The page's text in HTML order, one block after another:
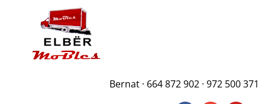
Bernat · 664 872 902 · 972 500 371